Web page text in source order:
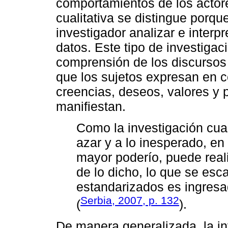
cualitativa se distingue
investigador analizar e
datos. Este tipo de
comprensión de los
que los sujetos expresan en
creencias, deseos, valores y
manifiestan.
Como la investigación
azar y a lo inesperado,
mayor poderío, puede
de lo dicho, lo que se
estandarizados es
(Serbia, 2007, p. 132).